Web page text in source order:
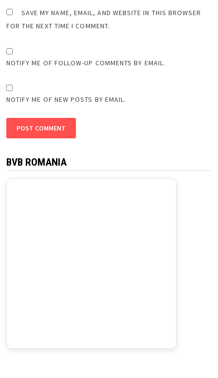
SAVE MY NAME, EMAIL, AND WEBSITE IN THIS BROWSER
FOR THE NEXT TIME I COMMENT.
NOTIFY ME OF FOLLOW-UP COMMENTS BY EMAIL.
NOTIFY ME OF NEW POSTS BY EMAIL.
BVB ROMANIA